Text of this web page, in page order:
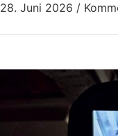
28. Juni 2026 /